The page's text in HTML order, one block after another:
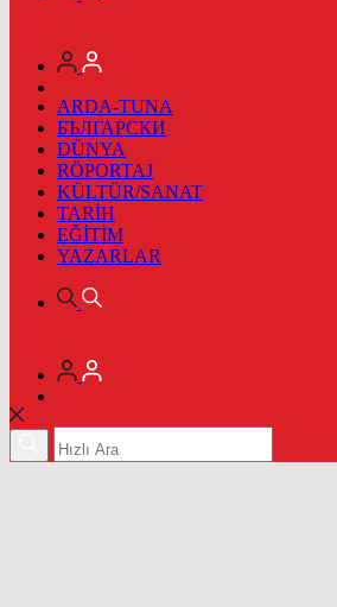
ARDA-TUNA
БЪЛГАРСКИ
DÜNYA
RÖPORTAJ
KÜLTÜR/SANAT
TARİH
EĞİTİM
YAZARLAR